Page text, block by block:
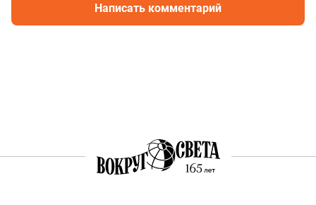
Написать комментарий